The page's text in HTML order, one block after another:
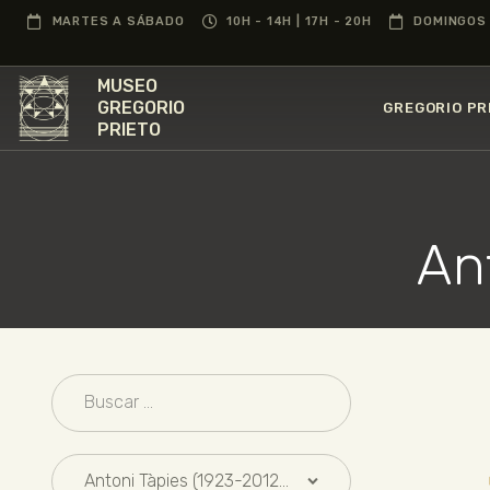
MARTES A SÁBADO 10H - 14H | 17H - 20H
MUSEO
GREGORIO
PRIETO
GREGORIO